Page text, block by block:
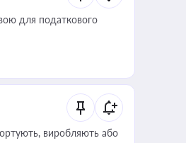
для податкового
виробляють або